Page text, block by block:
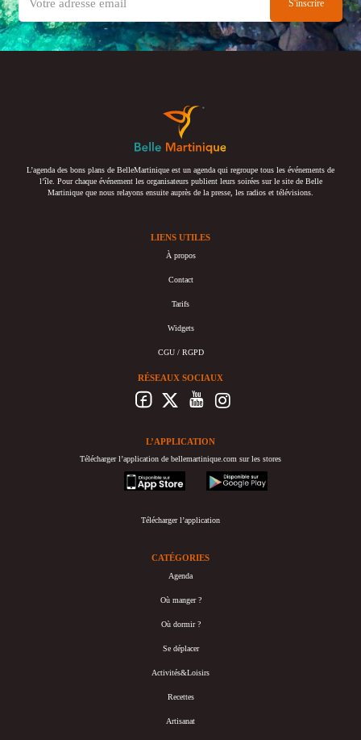
L’agenda des bons plans de BelleMartinique est un agenda qui regroupe tous les événements de
l’île. Pour chaque événement les organisateurs publient leurs soirées sur le site de Belle
Martinique que nous relayons ensuite auprès de la presse, les radios et télévisions.
LIENS UTILES
À propos
Contact
Tarifs
Widgets
CGU / RGPD
RÉSEAUX SOCIAUX
L’APPLICATION
Télécharger l’application de bellemartinique.com sur les stores
appstore
googleplay
Télécharger l’application
CATÉGORIES
Agenda
Où manger ?
Où dormir ?
Se déplacer
Activités&Loisirs
Recettes
Artisanat